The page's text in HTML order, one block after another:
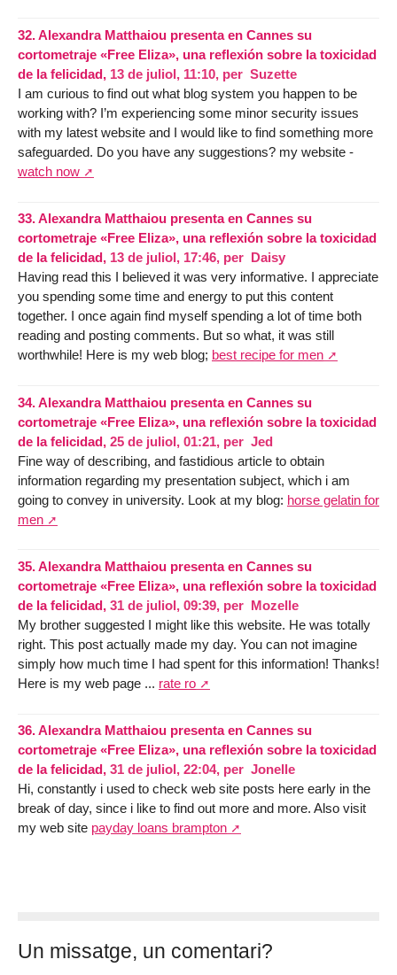
32.Alexandra Matthaiou presenta en Cannes su
cortometraje «Free Eliza», una reflexión sobre la toxicidad
de la felicidad, 13 de juliol, 11:10, per Suzette
I am curious to find out what blog system you happen to be
working with? I’m experiencing some minor security issues
with my latest website and I would like to find something more
safeguarded. Do you have any suggestions? my website -
watch now
33.Alexandra Matthaiou presenta en Cannes su
cortometraje «Free Eliza», una reflexión sobre la toxicidad
de la felicidad, 13 de juliol, 17:46, per Daisy
Having read this I believed it was very informative. I appreciate
you spending some time and energy to put this content
together. I once again find myself spending a lot of time both
reading and posting comments. But so what, it was still
worthwhile! Here is my web blog; best recipe for men
34.Alexandra Matthaiou presenta en Cannes su
cortometraje «Free Eliza», una reflexión sobre la toxicidad
de la felicidad, 25 de juliol, 01:21, per Jed
Fine way of describing, and fastidious article to obtain
information regarding my presentation subject, which i am
going to convey in university. Look at my blog: horse gelatin for
men
35.Alexandra Matthaiou presenta en Cannes su
cortometraje «Free Eliza», una reflexión sobre la toxicidad
de la felicidad, 31 de juliol, 09:39, per Mozelle
My brother suggested I might like this website. He was totally
right. This post actually made my day. You can not imagine
simply how much time I had spent for this information! Thanks!
Here is my web page ... rate ro
36.Alexandra Matthaiou presenta en Cannes su
cortometraje «Free Eliza», una reflexión sobre la toxicidad
de la felicidad, 31 de juliol, 22:04, per Jonelle
Hi, constantly i used to check web site posts here early in the
break of day, since i like to find out more and more. Also visit
my web site payday loans brampton
Un missatge, un comentari?